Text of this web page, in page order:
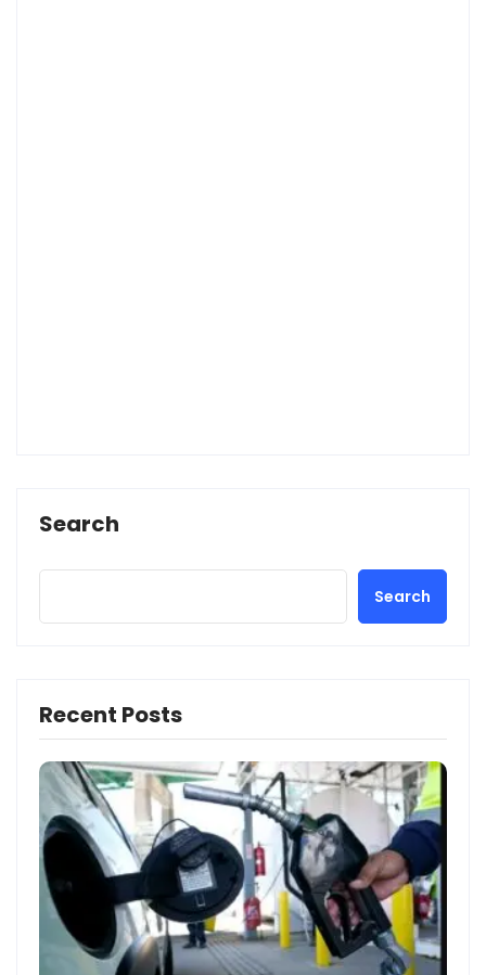
Search
Search
Recent Posts